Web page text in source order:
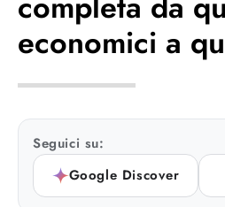
economici a
Seguici su:
Google Discover